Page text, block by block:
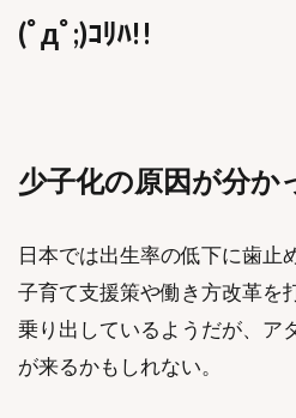
(ﾟдﾟ;)ｺﾘﾊ!!
少子化の原因が分か
日本では出生率の低下に歯止
子育て支援策や働き方改革を
乗り出しているようだが、ア
が来るかもしれない。